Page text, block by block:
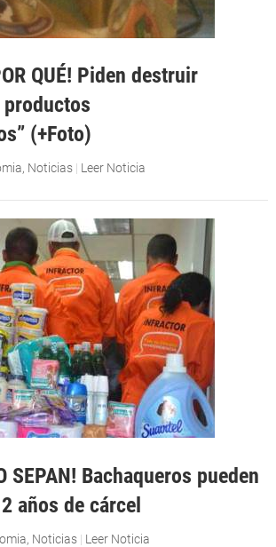
QUÉ! Piden destruir
productos
(+Foto)
, Noticias | Leer Noticia
SEPAN! Bachaqueros pueden
años de cárcel
, Noticias | Leer Noticia